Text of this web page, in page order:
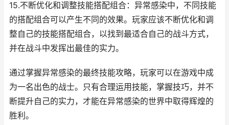
15.不断优化和调整技能搭配组合：异常感染中，不同技能
的搭配组合可以产生不同的效果。玩家应该不断优化和调
整自己的技能搭配组合，以找到最适合自己的战斗方式，
并在战斗中发挥出最佳的实力。
通过掌握异常感染的最终技能攻略，玩家可以在游戏中成
为一名出色的战士。只有合理运用技能，掌握技巧，并不
断提升自己的实力，才能在异常感染的世界中取得辉煌的
胜利。